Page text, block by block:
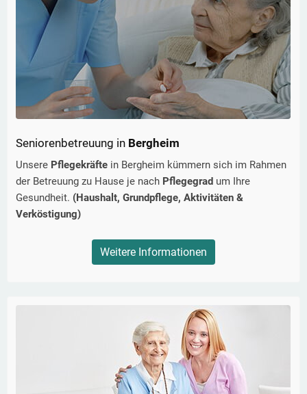
Seniorenbetreuung in Bergheim
Unsere Pflegekräfte in Bergheim kümmern sich im Rahmen
der Betreuung zu Hause je nach Pflegegrad um Ihre
Gesundheit. (Haushalt, Grundpflege, Aktivitäten &
Verköstigung)
Weitere Informationen